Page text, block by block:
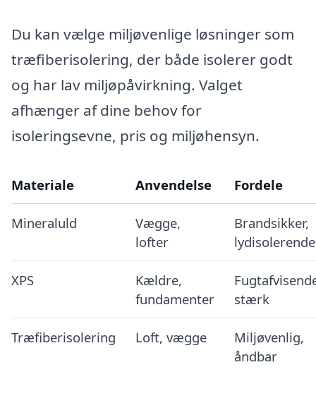
Du kan vælge miljøvenlige løsninger som
træfiberisolering, der både isolerer godt
og har lav miljøpåvirkning. Valget
afhænger af dine behov for
isoleringsevne, pris og miljøhensyn.
Materiale Anvendelse Fordele
Mineraluld
Vægge,
lofter
Brandsikker,
lydisolerende
XPS
Kældre,
fundamenter
stærk
Træfiberisolering Loft, vægge
Miljøvenlig,
åndbar